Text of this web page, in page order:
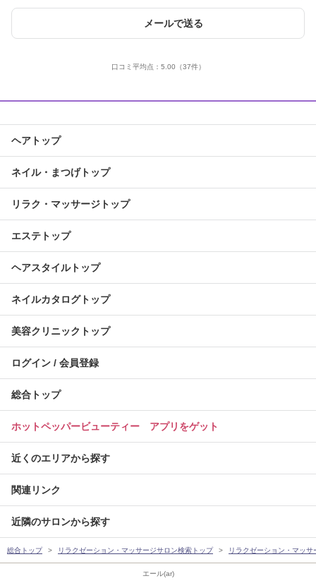
エール(ar)
メールで送る
口コミ平均点： 5.00 （37件）
ヘアトップ
ネイル・まつげトップ
リラク・マッサージトップ
エステトップ
ヘアスタイルトップ
ネイルカタログトップ
美容クリニックトップ
ログイン / 会員登録
総合トップ
ホットペッパービューティー アプリをゲット
近くのエリアから探す
関連リンク
近隣のサロンから探す
総合トップ リラクゼーション・マッサージサロン検索トップ リラクゼーション・マッ